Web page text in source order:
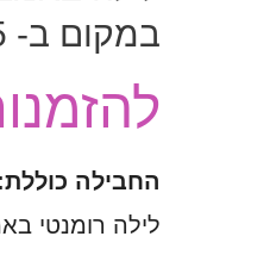
במקום ב- 825 ש"ח
להזמנות - 050-
החבילה כוללת:
לילה רומנטי